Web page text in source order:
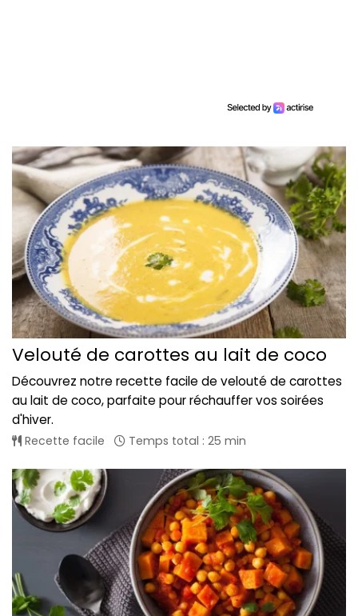
Velouté de carottes au lait de coco
Découvrez notre recette facile de velouté de carottes
au lait de coco, parfaite pour réchauffer vos soirées
d'hiver.
Recette facile Temps total : 25 min